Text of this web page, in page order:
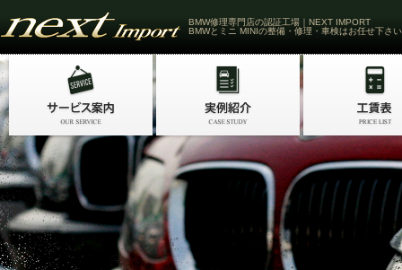
BMW修理専門店の認証工場｜NEXT IMPORT
BMWとミニ MINIの整備・修理・車検はお任せ下さい